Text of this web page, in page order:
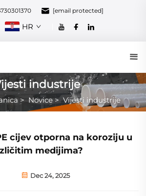
[email protected]
HR
industrije
> Novice>Vijesti industrije
cijev otporna na koroziju u
medijima?
Dec 24, 2025